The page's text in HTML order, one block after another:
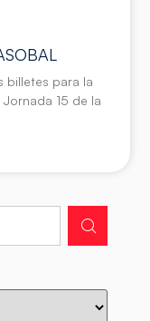
billetes para la
15 de la